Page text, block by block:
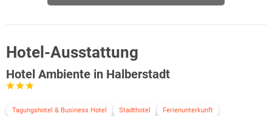
Hotel-Ausstattung
Hotel Ambiente in Halberstadt
Tagungshotel & Business Hotel Stadthotel
Ferienunterkunft